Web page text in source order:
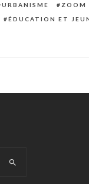
URBANISME
ZOOM
ÉDUCATION ET